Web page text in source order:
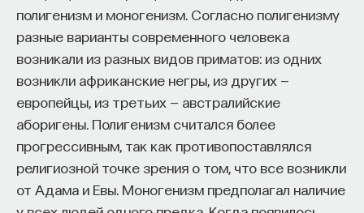
полигенизм и моногенизм. Согласно полигенизму
разные варианты современного человека
возникали из разных видов приматов: из одних
возникли африканские негры, из других —
европейцы, из третьих — австралийские
аборигены. Полигенизм считался более
прогрессивным, так как противопоставлялся
религиозной точке зрения о том, что все возникли
от Адама и Евы. Моногенизм предполагал наличие
трудоустройства​;
Стереотипы не позволяют эффективно
конкурировать на международном рынке​.
Что такое Naukka Talents
сервис, а комплексная платформа поддержки
специалистов на пути к карьере в глобальных
инновационных индустриях. Сервис помогает